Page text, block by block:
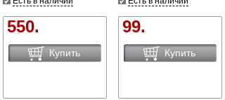
550.
Купить
99.
Купить